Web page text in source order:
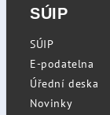
SÚIP
SÚIP
E-podatelna
Úřední deska
Novinky